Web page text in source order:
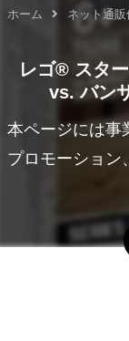
ホーム ネット通
レゴ® スタ
vs. バン
本ページには事
プロモーション